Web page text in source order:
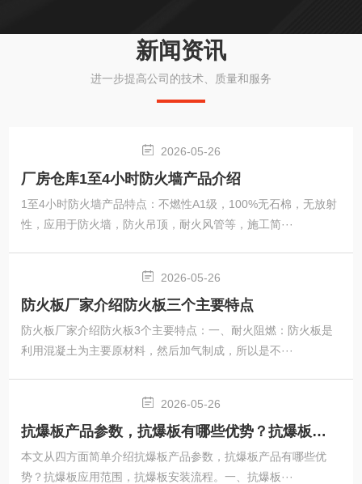
新闻资讯
进一步提高公司的技术、质量和服务
2026-05-26
厂房仓库1至4小时防火墙产品介绍
1至4小时防火墙产品特点：不燃性A1级，100%无石棉，无放射
性，应用于防火墙，防火吊顶，耐火风管等，施工简···
2026-05-26
防火板厂家介绍防火板三个主要特点
防火板厂家介绍防火板3个主要特点：一、耐火阻燃：防火板是
利用混凝土为主要原材料，然后加气制成，所以是不···
2026-05-26
抗爆板产品参数，抗爆板有哪些优势？抗爆板应用范围及安装流程
本文从四方面简单介绍抗爆板产品参数，抗爆板产品有哪些优
势？抗爆板应用范围，抗爆板安装流程。一、抗爆板···